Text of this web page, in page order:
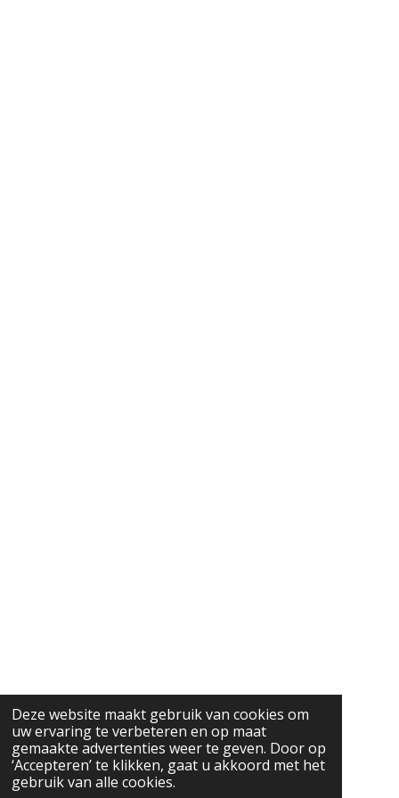
Deze website maakt gebruik van cookies om
uw ervaring te verbeteren en op maat
gemaakte advertenties weer te geven. Door op
‘Accepteren’ te klikken, gaat u akkoord met het
gebruik van alle cookies.